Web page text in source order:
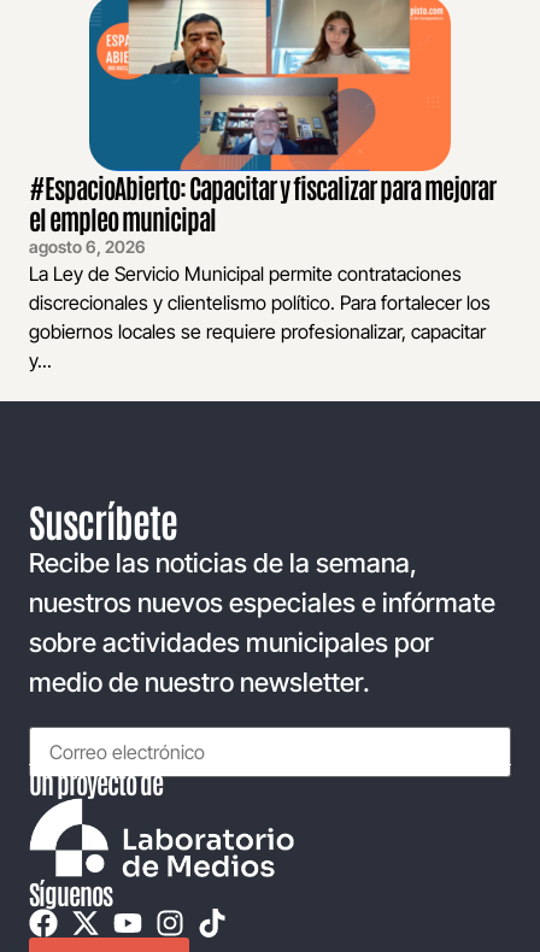
#EspacioAbierto: Capacitar y fiscalizar para mejorar
el empleo municipal
agosto 6, 2026
La Ley de Servicio Municipal permite contrataciones
discrecionales y clientelismo político. Para fortalecer los
gobiernos locales se requiere profesionalizar, capacitar
y...
Suscríbete
Recibe las noticias de la semana,
nuestros nuevos especiales e infórmate
sobre actividades municipales por
medio de nuestro newsletter.
Un proyecto de
Síguenos